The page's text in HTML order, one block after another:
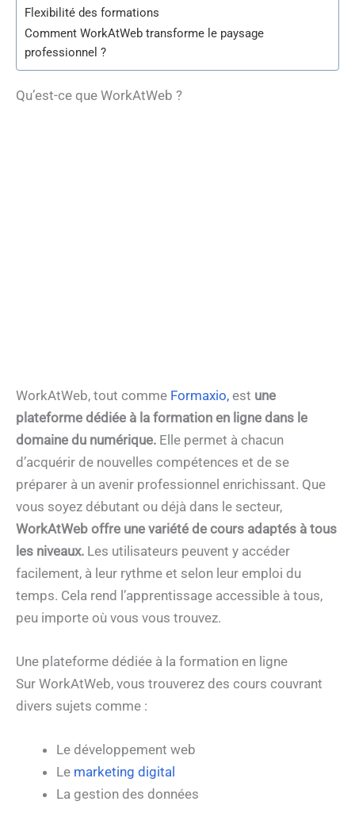
Flexibilité des formations
Comment WorkAtWeb transforme le paysage
professionnel ?
Qu’est-ce que WorkAtWeb ?
WorkAtWeb, tout comme Formaxio, est une
plateforme dédiée à la formation en ligne dans le
domaine du numérique. Elle permet à chacun
d’acquérir de nouvelles compétences et de se
préparer à un avenir professionnel enrichissant. Que
vous soyez débutant ou déjà dans le secteur,
WorkAtWeb offre une variété de cours adaptés à tous
les niveaux. Les utilisateurs peuvent y accéder
facilement, à leur rythme et selon leur emploi du
temps. Cela rend l’apprentissage accessible à tous,
peu importe où vous vous trouvez.
Une plateforme dédiée à la formation en ligne
Sur WorkAtWeb, vous trouverez des cours couvrant
divers sujets comme :
Le développement web
Le marketing digital
La gestion des données